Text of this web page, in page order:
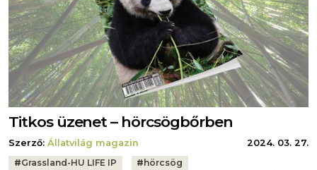
Titkos üzenet – hörcsögbőrben
Szerző: Állatvilág magazin
2024. 03. 27.
Tags:
#Grassland-HU LIFE IP # hörcsög